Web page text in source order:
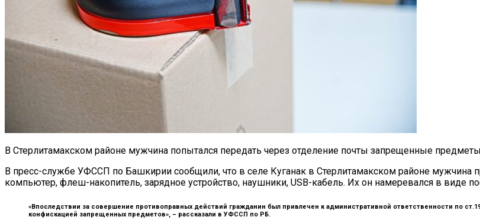
В Стерлитамакском районе мужчина попытался передать через отделение почты запрещенные
В пресс-службе УФССП по Башкирии сообщили, что в селе Куганак в Стерлитамакском районе мужчина
компьютер, флеш-накопитель, зарядное устройство, наушники, USB-кабель. Их он намеревался в виде
«Впоследствии за совершение противоправных действий гражданин был привлечен к административной ответственности по
конфискацией запрещенных предметов», – рассказали в УФССП по РБ.